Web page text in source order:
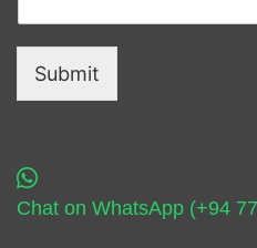
Submit
Chat on WhatsApp (+94